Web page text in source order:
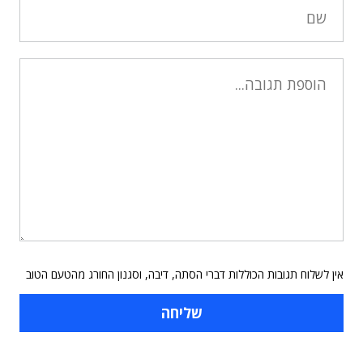
אין לשלוח תגובות הכוללות דברי הסתה, דיבה, וסגנון החורג מהטעם הטוב